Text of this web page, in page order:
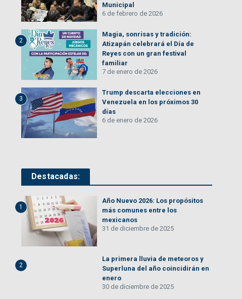
Municipal
6 de febrero de 2026
2
Magia, sonrisas y tradición:
Atizapán celebrará el Día de
Reyes con un gran festival
familiar
7 de enero de 2026
3
Trump descarta elecciones en
Venezuela en los próximos 30
días
6 de enero de 2026
Destacadas:
1
Año Nuevo 2026: Los propósitos
más comunes entre los
mexicanos
31 de diciembre de 2025
2
La primera lluvia de meteoros y
Superluna del año coincidirán en
enero
30 de diciembre de 2025